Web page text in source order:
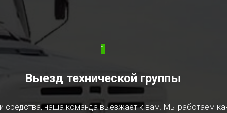
1
Выезд технической группы
средства, наша команда выезжает к вам. Мы работаем